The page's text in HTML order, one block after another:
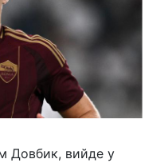
Довбик, вийде у